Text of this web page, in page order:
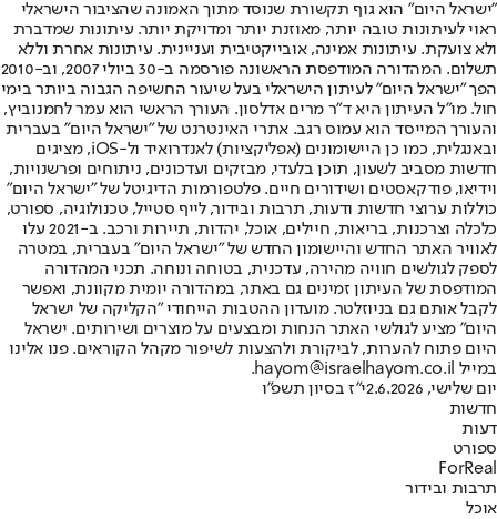
"ישראל היום" הוא גוף תקשורת שנוסד מתוך האמונה שהציבור הישראלי
ראוי לעיתונות טובה יותר, מאוזנת יותר ומדויקת יותר. עיתונות שמדברת
ולא צועקת. עיתונות אמינה, אובייקטיבית ועניינית. עיתונות אחרת וללא
תשלום. המהדורה המודפסת הראשונה פורסמה ב-30 ביולי 2007, וב-2010
הפך "ישראל היום" לעיתון הישראלי בעל שיעור החשיפה הגבוה ביותר בימי
חול. מו"ל העיתון היא ד"ר מרים אדלסון. העורך הראשי הוא עמר לחמנוביץ,
והעורך המייסד הוא עמוס רגב. אתרי האינטרנט של "ישראל היום" בעברית
ובאנגלית, כמו כן היישומונים (אפליקציות) לאנדרואיד ול-iOS, מציגים
חדשות מסביב לשעון, תוכן בלעדי, מבזקים ועדכונים, ניתוחים ופרשנויות,
וידיאו, פודקאסטים ושידורים חיים. פלטפורמות הדיגיטל של "ישראל היום"
כוללות ערוצי חדשות ודעות, תרבות ובידור, לייף סטייל, טכנולוגיה, ספורט,
כלכלה וצרכנות, בריאות, חיילים, אוכל, יהדות, תיירות ורכב. ב-2021 עלו
לאוויר האתר החדש והיישומון החדש של "ישראל היום" בעברית, במטרה
לספק לגולשים חוויה מהירה, עדכנית, בטוחה ונוחה. תכני המהדורה
המודפסת של העיתון זמינים גם באתר, במהדורה יומית מקוונת, ואפשר
לקבל אותם גם בניוזלטר. מועדון ההטבות הייחודי "הקליקה של ישראל
היום" מציע לגולשי האתר הנחות ומבצעים על מוצרים ושירותים. ישראל
היום פתוח להערות, לביקורת ולהצעות לשיפור מקהל הקוראים. פנו אלינו
במייל hayom@israelhayom.co.il.
יום שלישי, 2.6.2026
י"ז בסיון תשפ"ו
חדשות
דעות
ספורט
ForReal
תרבות ובידור
אוכל